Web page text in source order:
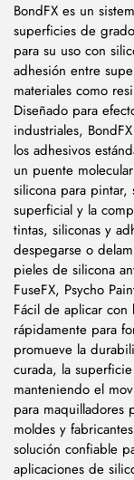
BondFX es un
superficies de
para su uso con
adhesión entre
materiales como
Diseñado para
industriales,
los adhesivos
un puente
silicona para
superficial y la
tintas, siliconas y
despegarse o
pieles de silicona
FuseFX, Psycho
Fácil de aplicar con
rápidamente para
promueve la
curada, la
manteniendo el
para maquilladores
moldes y
solución confiable
aplicaciones de